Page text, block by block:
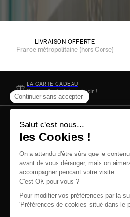
LIVRAISON OFFERTE
France métropolitaine (hors Corse)
LA CARTE CADEAU
Soyez sûr de faire plaisir !
Aide & infos pratiques
Qui sommes-nous ?
Échanges et retours
Devenir franchisé
Conditions générales de vente
Mentions légales
Paramètres des cookies